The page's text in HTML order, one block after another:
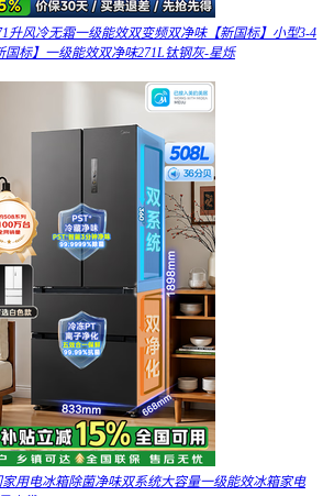
升风冷无霜一级能效双变频双净味【新国标】小型3-4
标】一级能效双净味271L钛钢灰-星烁
用电冰箱除菌净味双系统大容量一级能效冰箱家电